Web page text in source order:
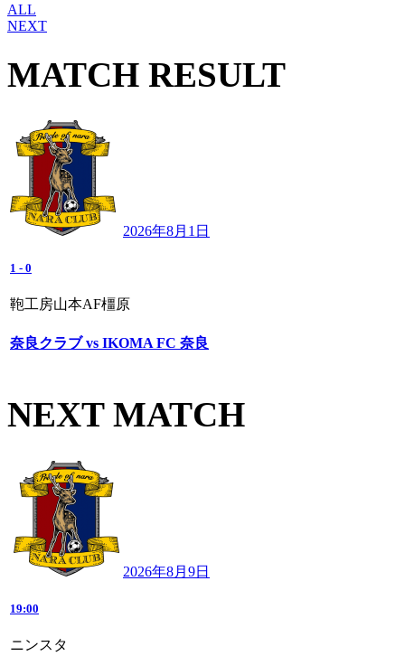
ALL
NEXT
MATCH RESULT
2026年8月1日
1 - 0
鞄工房山本AF橿原
奈良クラブ vs IKOMA FC 奈良
NEXT MATCH
2026年8月9日
19:00
ニンスタ